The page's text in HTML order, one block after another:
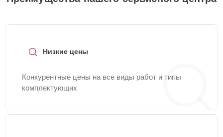
Низкие цены
Конкурентные цены на все виды работ и типы
комплектующих